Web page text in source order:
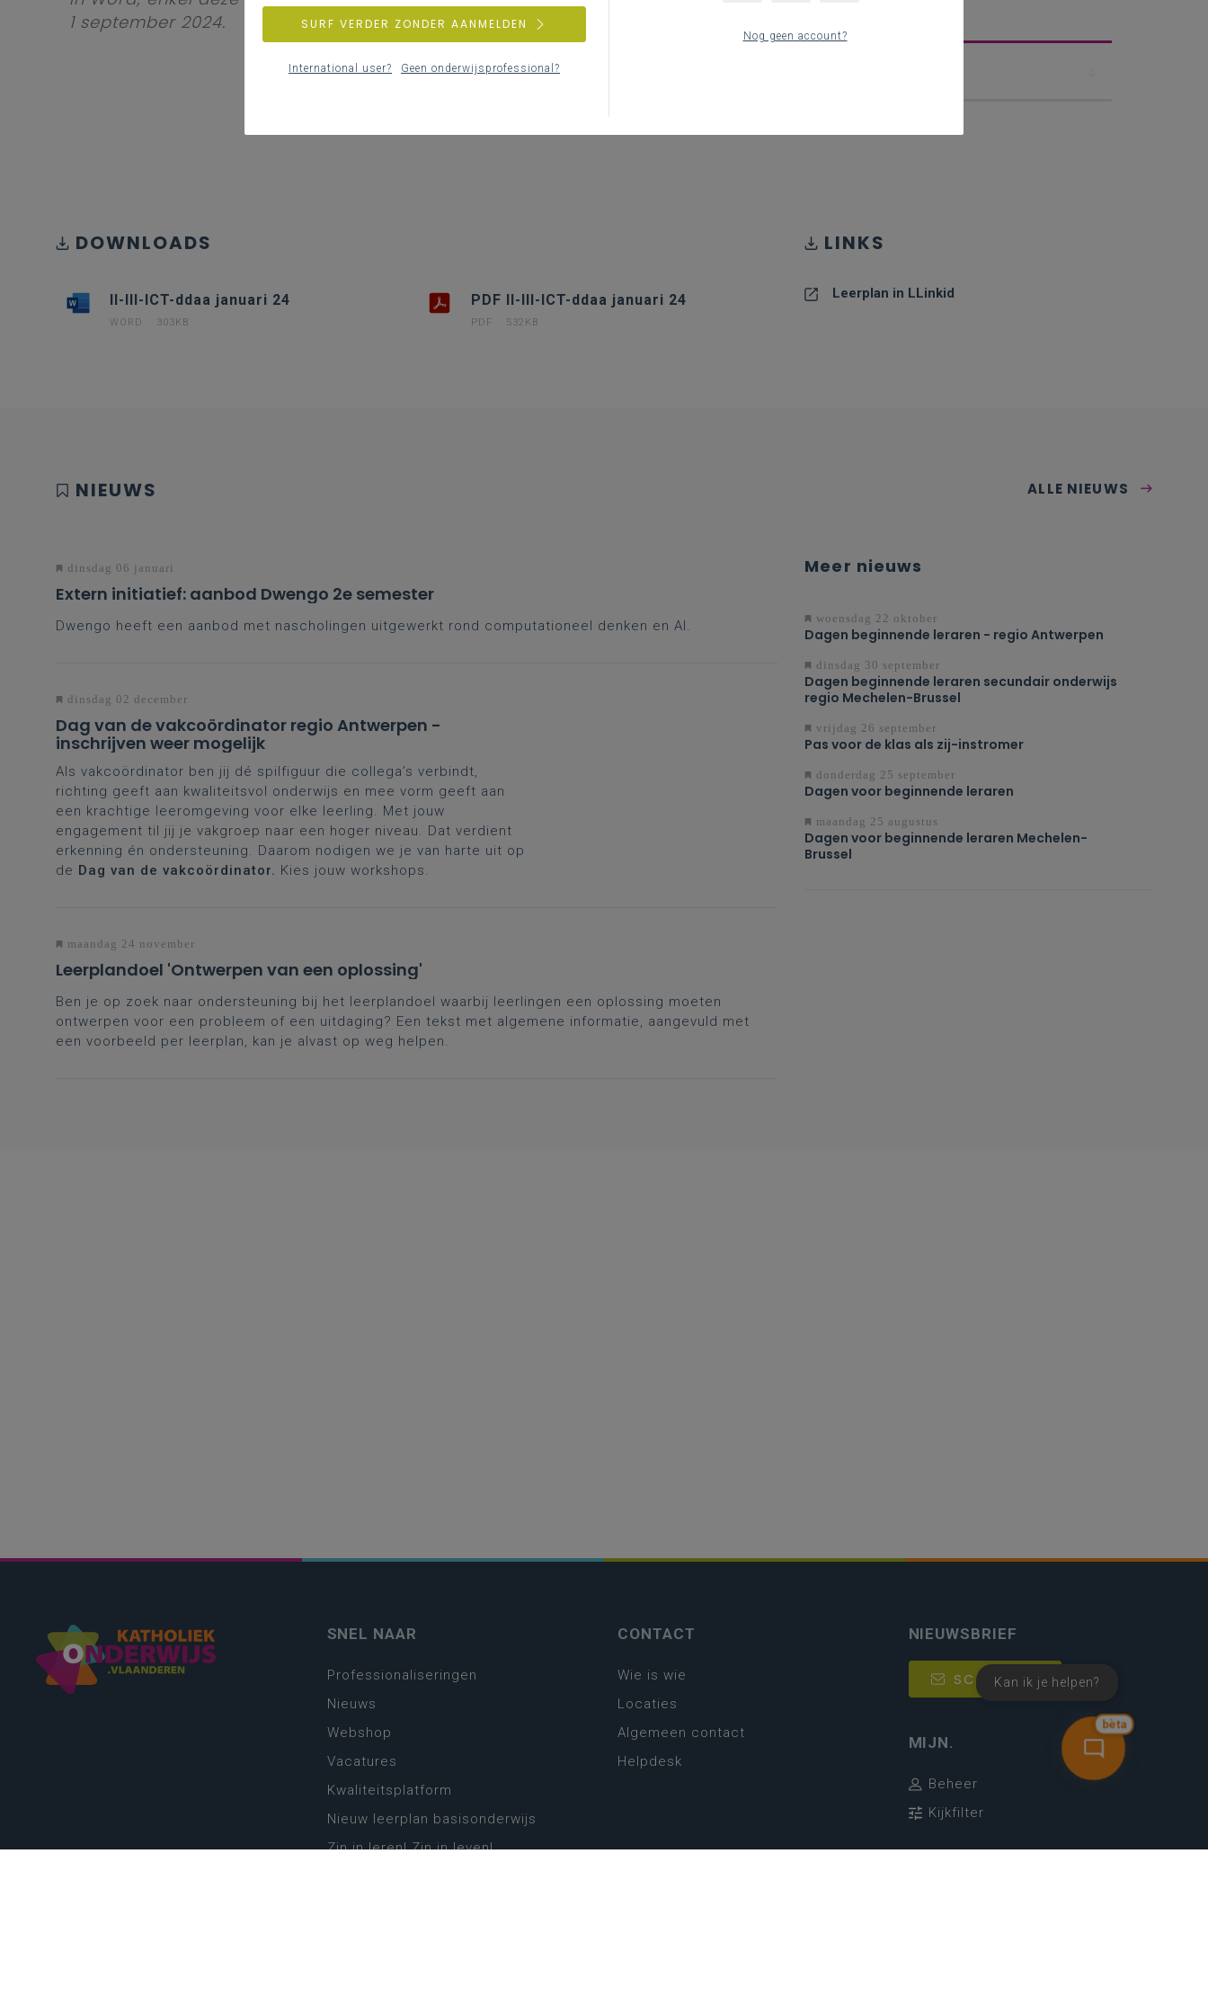
1 september 2024.
DOWNLOADS
II-III-ICT-ddaa januari 24
WORD 303KB
PDF II-III-ICT-ddaa januari 24
PDF 532KB
LINKS
Leerplan in LLinkid
NIEUWS ALLE NIEUWS
dinsdag 06 januari
Extern initiatief: aanbod Dwengo 2e semester
Dwengo heeft een aanbod met nascholingen uitgewerkt rond computationeel denken en AI.
dinsdag 02 december
Dag van de vakcoördinator regio Antwerpen -
inschrijven weer mogelijk
Als vakcoördinator ben jij dé spilfiguur die collega’s verbindt,
richting geeft aan kwaliteitsvol onderwijs en mee vorm geeft aan
een krachtige leeromgeving voor elke leerling. Met jouw
engagement til jij je vakgroep naar een hoger niveau. Dat verdient
erkenning én ondersteuning. Daarom nodigen we je van harte uit op
de Dag van de vakcoördinator. Kies jouw workshops.
maandag 24 november
Leerplandoel 'Ontwerpen van een oplossing'
Ben je op zoek naar ondersteuning bij het leerplandoel waarbij leerlingen een oplossing moeten
ontwerpen voor een probleem of een uitdaging? Een tekst met algemene informatie, aangevuld met
een voorbeeld per leerplan, kan je alvast op weg helpen.
Meer nieuws
woensdag 22 oktober
Dagen beginnende leraren - regio Antwerpen
dinsdag 30 september
Dagen beginnende leraren secundair onderwijs
regio Mechelen-Brussel
vrijdag 26 september
Pas voor de klas als zij-instromer
donderdag 25 september
Dagen voor beginnende leraren
maandag 25 augustus
Dagen voor beginnende leraren Mechelen-
Brussel
bèta
Kan ik je helpen?
SNEL NAAR
Professionaliseringen
Nieuws
Webshop
Vacatures
Kwaliteitsplatform
Nieuw leerplan basisonderwijs
Zin in leren! Zin in leven!
CONTACT
Wie is wie
Locaties
Algemeen contact
Helpdesk
NIEUWSBRIEF
SCHRIJF IN
MIJN.
Beheer
Kijkfilter
Nog geen account?
SURF VERDER ZONDER AANMELDEN
International user? Geen onderwijsprofessional?